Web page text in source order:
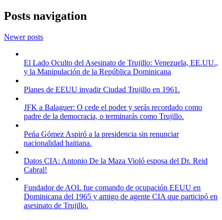
Posts navigation
Newer posts
El Lado Oculto del Asesinato de Trujillo: Venezuela, EE.UU.,
y la Manipulación de la República Dominicana
Planes de EEUU invadir Ciudad Trujillo en 1961.
JFK a Balaguer: O cede el poder y serás recordado como
padre de la democracia, o terminarás como Trujillo.
Peńa Gómez Aspiró a la presidencia sin renunciar
nacionalidad haitiana.
Datos CIA: Antonio De la Maza Violó esposa del Dr. Reid
Cabral!
Fundador de AOL fue comando de ocupación EEUU en
Dominicana del 1965 y amigo de agente CIA que participó en
asesinato de Trujillo.